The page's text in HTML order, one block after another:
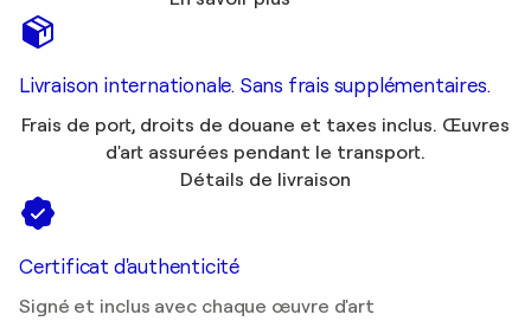
Livraison internationale. Sans frais supplémentaires.
Frais de port, droits de douane et taxes inclus. Œuvres
d'art assurées pendant le transport.
Détails de livraison
Certificat d'authenticité
Signé et inclus avec chaque œuvre d'art